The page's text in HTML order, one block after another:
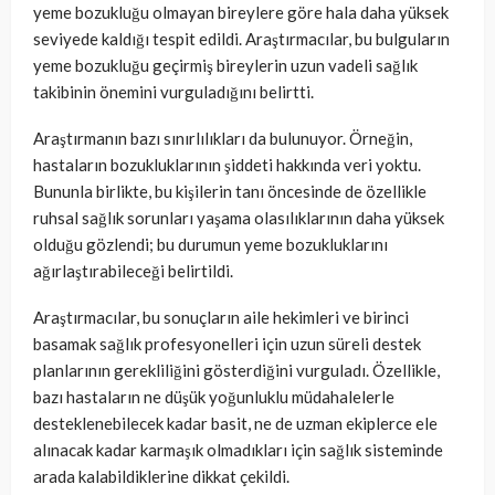
yeme bozukluğu olmayan bireylere göre hala daha yüksek
seviyede kaldığı tespit edildi. Araştırmacılar, bu bulguların
yeme bozukluğu geçirmiş bireylerin uzun vadeli sağlık
takibinin önemini vurguladığını belirtti.
Araştırmanın bazı sınırlılıkları da bulunuyor. Örneğin,
hastaların bozukluklarının şiddeti hakkında veri yoktu.
Bununla birlikte, bu kişilerin tanı öncesinde de özellikle
ruhsal sağlık sorunları yaşama olasılıklarının daha yüksek
olduğu gözlendi; bu durumun yeme bozukluklarını
ağırlaştırabileceği belirtildi.
Araştırmacılar, bu sonuçların aile hekimleri ve birinci
basamak sağlık profesyonelleri için uzun süreli destek
planlarının gerekliliğini gösterdiğini vurguladı. Özellikle,
bazı hastaların ne düşük yoğunluklu müdahalelerle
desteklenebilecek kadar basit, ne de uzman ekiplerce ele
alınacak kadar karmaşık olmadıkları için sağlık sisteminde
arada kalabildiklerine dikkat çekildi.